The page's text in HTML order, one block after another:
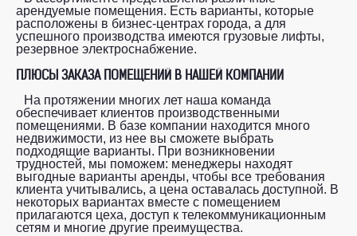
арендуемые помещения. Есть варианты, которые
расположены в бизнес-центрах города, а для
успешного производства имеются грузовые лифты,
резервное электроснабжение.
ПЛЮСЫ ЗАКАЗА ПОМЕЩЕНИЙ В НАШЕЙ КОМПАНИИ
На протяжении многих лет наша команда
обеспечивает клиентов производственными
помещениями. В базе компании находится много
недвижимости, из нее вы сможете выбрать
подходящие варианты. При возникновении
трудностей, мы поможем: менеджеры находят
выгодные варианты аренды, чтобы все требования
клиента учитывались, а цена оставалась доступной. В
некоторых вариантах вместе с помещением
прилагаются цеха, доступ к телекоммуникационным
сетям и многие другие преимущества.